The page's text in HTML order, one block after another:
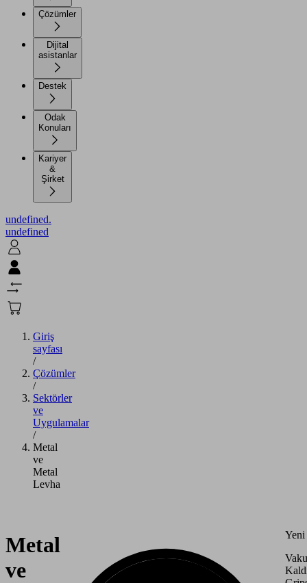
Çözümler
Dijital
asistanlar
Destek
Odak
Konuları
Kariyer
&
Şirket
undefined.
undefined
Giriş
sayfası
/
Çözümler
/
Sektörler
ve
Uygulamalar
/
Metal
ve
Metal
Levha
Metal
ve
Yeni